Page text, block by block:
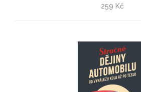
Steffen Mau
Nerovně sjednoceni
259 Kč